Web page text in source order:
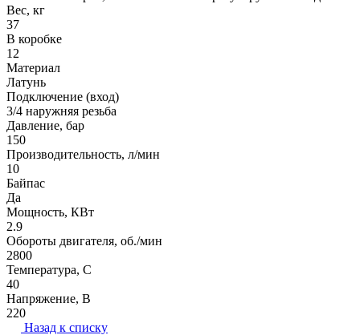
Вес, кг
37
В коробке
12
Материал
Латунь
Подключение (вход)
3/4 наружняя резьба
Давление, бар
150
Производительность, л/мин
10
Байпас
Да
Мощность, КВт
2.9
Обороты двигателя, об./мин
2800
Температура, C
40
Напряжение, В
220
Назад к списку